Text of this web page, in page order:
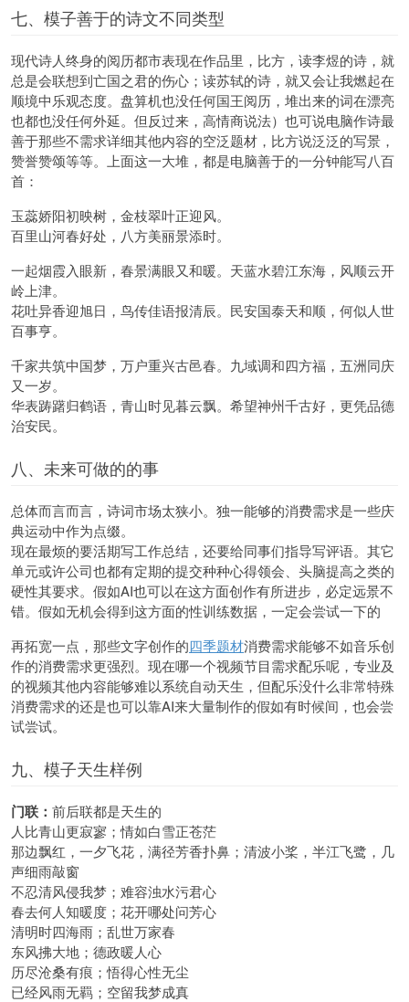
七、模子善于的诗文不同类型
现代诗人终身的阅历都市表现在作品里，比方，读李煜的诗，就
总是会联想到亡国之君的伤心；读苏轼的诗，就又会让我燃起在
顺境中乐观态度。盘算机也没任何国王阅历，堆出来的词在漂亮
也都也没任何外延。但反过来，高情商说法）也可说电脑作诗最
善于那些不需求详细其他内容的空泛题材，比方说泛泛的写景，
赞誉赞颂等等。上面这一大堆，都是电脑善于的一分钟能写八百
首：
玉蕊娇阳初映树，金枝翠叶正迎风。
百里山河春好处，八方美丽景添时。
一起烟霞入眼新，春景满眼又和暖。天蓝水碧江东海，风顺云开
岭上津。
花吐异香迎旭日，鸟传佳语报清辰。民安国泰天和顺，何似人世
百事亨。
千家共筑中国梦，万户重兴古邑春。九域调和四方福，五洲同庆
又一岁。
华表踌躇归鹤语，青山时见暮云飘。希望神州千古好，更凭品德
治安民。
八、未来可做的的事
总体而言而言，诗词市场太狭小。独一能够的消费需求是一些庆
典运动中作为点缀。
现在最烦的要活期写工作总结，还要给同事们指导写评语。其它
单元或许公司也都有定期的提交种种心得领会、头脑提高之类的
硬性其要求。假如AI也可以在这方面创作有所进步，必定远景不
错。假如无机会得到这方面的性训练数据，一定会尝试一下的
再拓宽一点，那些文字创作的四季题材消费需求能够不如音乐创
作的消费需求更强烈。现在哪一个视频节目需求配乐呢，专业及
的视频其他内容能够难以系统自动天生，但配乐没什么非常特殊
消费需求的还是也可以靠AI来大量制作的假如有时候间，也会尝
试尝试。
九、模子天生样例
门联： 前后联都是天生的
人比青山更寂寥；情如白雪正苍茫
那边飘红，一夕飞花，满径芳香扑鼻；清波小桨，半江飞鹭，几
声细雨敲窗
不忍清风侵我梦；难容浊水污君心
春去何人知暖度；花开哪处问芳心
清明时四海雨；乱世万家春
东风拂大地；德政暖人心
历尽沧桑有痕；悟得心性无尘
已经风雨无羁；空留我梦成真